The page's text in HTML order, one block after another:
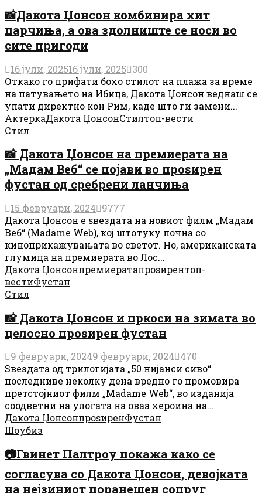
📸Дакота Џонсон комбинира хит
парчиња, а ова здолниште се носи во
сите пригоди
16 јули, 202516 јули, 2025 300
Откако го прифати бохо стилот на плажа за време
на патувањето на Ибица, Дакота Џонсон веднаш се
упати директно кон Рим, каде што ги замени...
АктеркаДакота ЏонсонСтилтоп-вести
Стил
📸 Дакота Џонсон на премиерата на
„Мадам Веб“ се појави во проѕирен
фустан од сребрени ланчиња
15 февруари, 2024 9777
Дакота Џонсон е ѕвездата на новиот филм „Мадам
Веб“ (Madame Web), кој штотуку почна со
киноприкажувањата во светот. Но, американската
глумица на премиерата во Лос...
Дакота Џонсонпремиератапроѕирентоп-
вестиФустан
Стил
📸 Дакота Џонсон и пркоси на зимата во
целосно проѕирен фустан
9 февруари, 20249 февруари, 2024 470
Ѕвездата од трилогијата „50 нијанси сиво“
последниве неколку дена вредно го промовира
претстојниот филм „Madame Web“, во изданија
соодветни на улогата на оваа хероина на...
Дакота ЏонсонпроѕиренФустан
Шоубиз
📷Гвинет Палтроу покажа како се
согласува со Дакота Џонсон, девојката
на нејзиниот поранешен сопруг